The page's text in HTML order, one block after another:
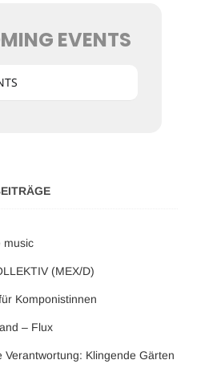
EVENTS
music
(MEX/D)
Komponistinnen
– Flux
Verantwortung: Klingende Gärten